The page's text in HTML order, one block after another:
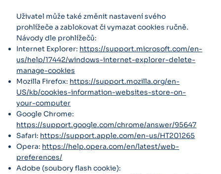
Uživatel může také změnit nastavení svého
prohlížeče a zablokovat či vymazat cookies ručně.
Návody dle prohlížečů:
Internet Explorer: https://support.microsoft.com/en-
us/help/17442/windows-internet-explorer-delete-
manage-cookies
Mozilla Firefox: https://support.mozilla.org/en-
US/kb/cookies-information-websites-store-on-
your-computer
Google Chrome:
https://support.google.com/chrome/answer/95647
Safari: https://support.apple.com/en-us/HT201265
Opera: https://help.opera.com/en/latest/web-
preferences/
Adobe (soubory flash cookie):